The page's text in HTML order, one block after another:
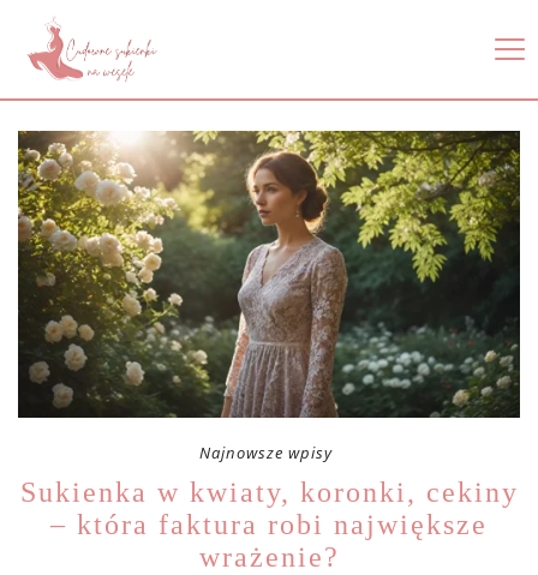
Najnowsze wpisy
Sukienka w kwiaty, koronki, cekiny
– która faktura robi największe
wrażenie?